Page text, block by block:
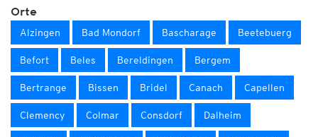
Orte
Alzingen Bad Mondorf Bascharage Beetebuerg
Befort Beles Bereldingen Bergem
Bertrange Bissen Bridel Canach Capellen
Clemency Colmar Consdorf Dalheim